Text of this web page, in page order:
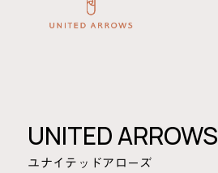
UNITED ARROWS
ユナイテッドアローズ